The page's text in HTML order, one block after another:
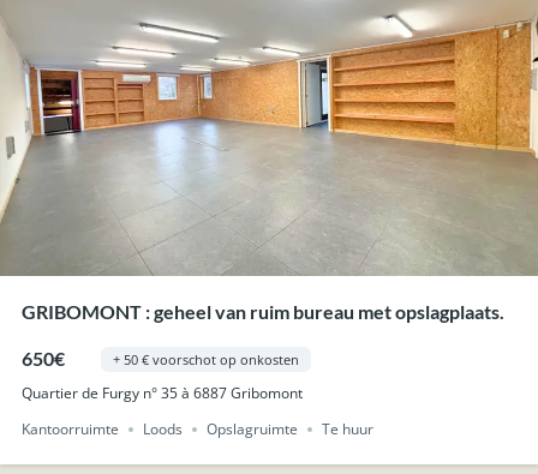
GRIBOMONT : geheel van ruim bureau met opslagplaats.
650€ + 50 € voorschot op onkosten
Quartier de Furgy n° 35 à 6887 Gribomont
Kantoorruimte
Loods Opslagruimte Te huur